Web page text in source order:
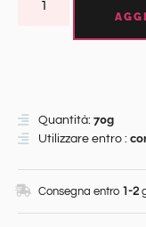
Quantità: 70g
Utilizzare entro :
Consegna entro 1-2